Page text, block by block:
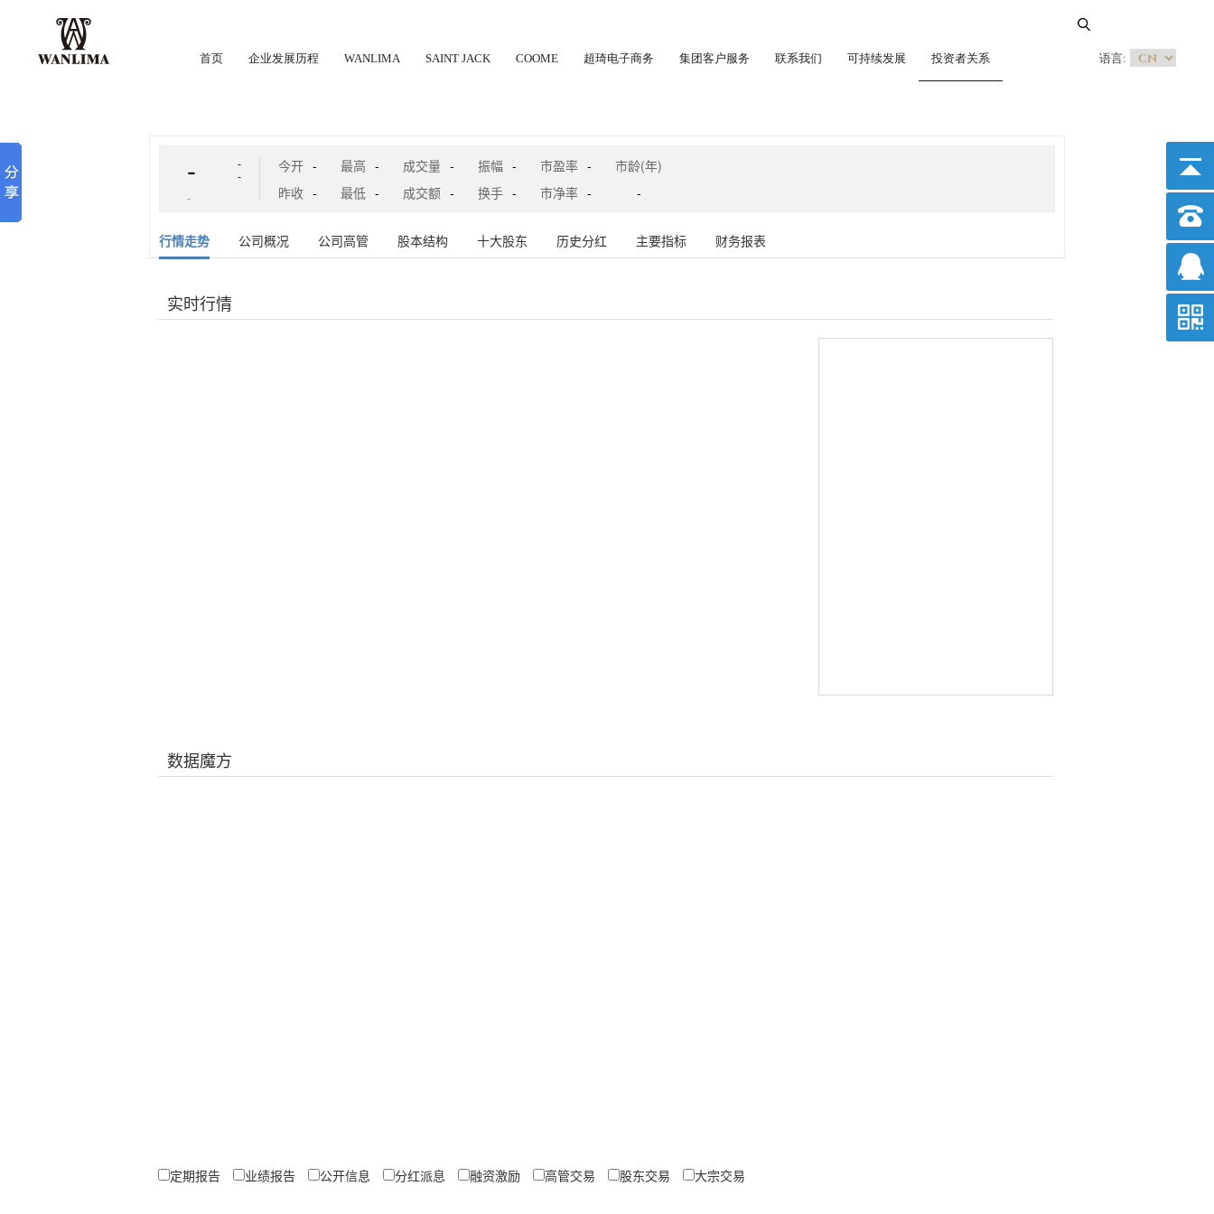
首页 企业发展历程 WANLIMA SAINT JACK COOME 超琦电子商务 集团客户服务 联系我们 可持续发展 投资者关系 语言: